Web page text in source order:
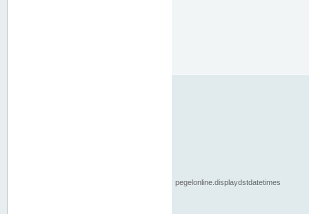
pegelonline.displaydstdatetimes